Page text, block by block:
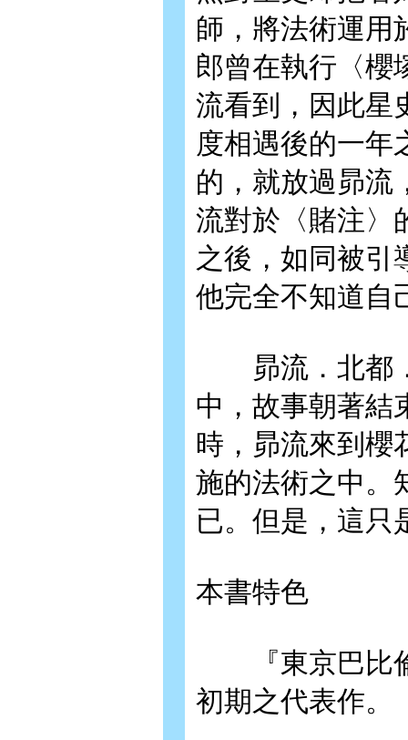
師，將法術運用
郎曾在執行〈櫻
流看到，因此星
度相遇後的一年
的，就放過昴流
流對於〈賭注〉
之後，如同被引
他完全不知道自
昴流．北都．
中，故事朝著結
時，昴流來到櫻
施的法術之中。
已。但是，這只
本書特色
『東京巴比倫
初期之代表作。